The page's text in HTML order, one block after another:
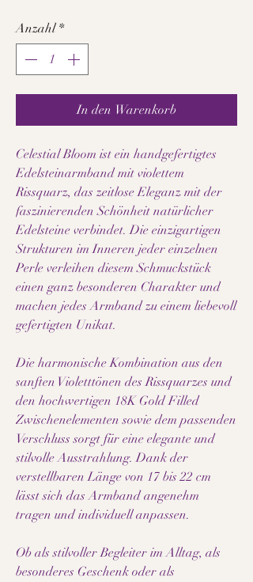
Anzahl *
In den Warenkorb
Celestial Bloom ist ein handgefertigtes
Edelsteinarmband mit violettem
Rissquarz, das zeitlose Eleganz mit der
faszinierenden Schönheit natürlicher
Edelsteine verbindet. Die einzigartigen
Strukturen im Inneren jeder einzelnen
Perle verleihen diesem Schmuckstück
einen ganz besonderen Charakter und
machen jedes Armband zu einem liebevoll
gefertigten Unikat.
Die harmonische Kombination aus den
sanften Violetttönen des Rissquarzes und
den hochwertigen 18K Gold Filled
Zwischenelementen sowie dem passenden
Verschluss sorgt für eine elegante und
stilvolle Ausstrahlung. Dank der
verstellbaren Länge von 17 bis 22 cm
lässt sich das Armband angenehm
tragen und individuell anpassen.
Ob als stilvoller Begleiter im Alltag, als
besonderes Geschenk oder als